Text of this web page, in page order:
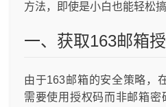
方法，即使是小白也能轻松搞
一、获取163邮箱
由于163邮箱的安全策略，
需要使用授权码而非邮箱密